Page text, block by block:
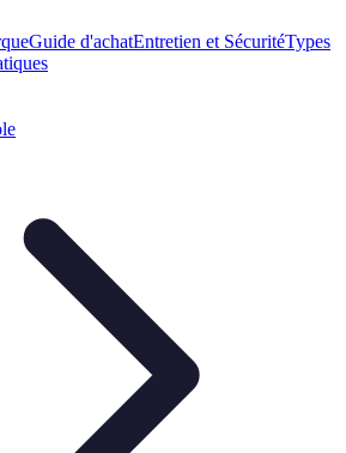
Guide d'achatEntretien et SécuritéTypes